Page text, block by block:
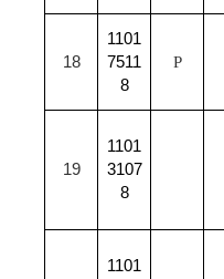
18
1101
7511
8
P
19
1101
3107
8
1101